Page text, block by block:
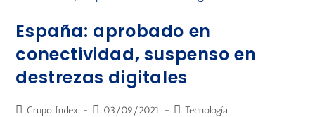
España: aprobado en
conectividad, suspenso en
destrezas digitales
Grupo Index 03/09/2021 Tecnología